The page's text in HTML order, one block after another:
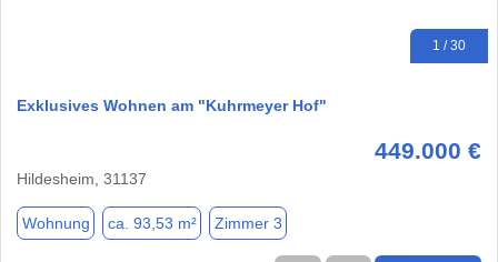
1 / 30
Exklusives Wohnen am "Kuhrmeyer Hof"
449.000 €
Hildesheim, 31137
Wohnung ca. 93,53 m² Zimmer 3